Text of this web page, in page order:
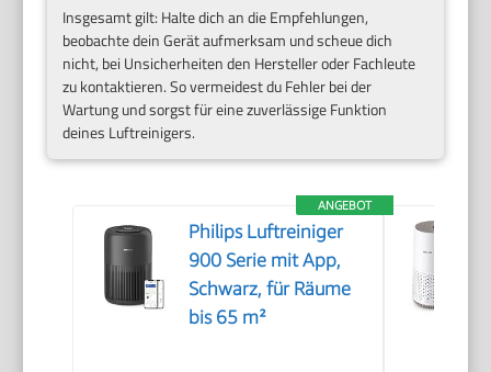
Insgesamt gilt: Halte dich an die Empfehlungen,
beobachte dein Gerät aufmerksam und scheue dich
nicht, bei Unsicherheiten den Hersteller oder Fachleute
zu kontaktieren. So vermeidest du Fehler bei der
Wartung und sorgst für eine zuverlässige Funktion
deines Luftreinigers.
ANGEBOT
Philips Luftreiniger
900 Serie mit App,
Schwarz, für Räume
bis 65 m²